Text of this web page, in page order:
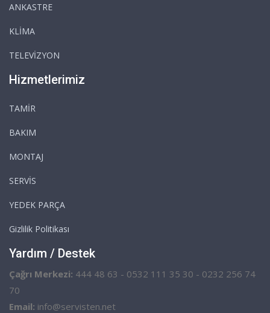
ANKASTRE
KLİMA
TELEVİZYON
Hizmetlerimiz
TAMİR
BAKIM
MONTAJ
SERVİS
YEDEK PARÇA
Gizlilik Politikası
Yardım / Destek
Çağrı Merkezi: 444 48 63 - 0532 111 35 30 - 0232 256 74
70
Email: info@servisten.net